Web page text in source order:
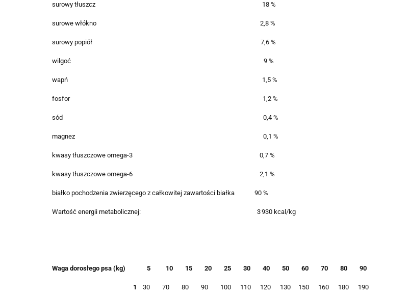
surowy tłuszcz 18 %
surowe włókno 2,8 %
surowy popiół 7,6 %
wilgoć 9 %
wapń 1,5 %
fosfor 1,2 %
sód 0,4 %
magnez 0,1 %
kwasy tłuszczowe omega-3 0,7 %
kwasy tłuszczowe omega-6 2,1 %
białko pochodzenia zwierzęcego z całkowitej zawartości białka 90 %
Wartość energii metabolicznej: 3 930 kcal/kg
Waga dorosłego psa (kg) 5 10 15 20 25 30 40 50 60 70 80 90
1 30 70 80 90 100 110 120 130 150 160 180 190